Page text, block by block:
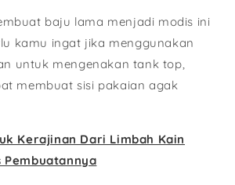
baju lama menjadi modis ini
kamu ingat jika menggunakan
untuk mengenakan tank top,
membuat sisi pakaian agak
Kerajinan Dari Limbah Kain
Pembuatannya